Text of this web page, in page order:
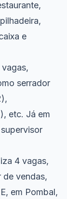
e
vagas,
serrador
etc. Já em
4 vagas,
de vendas,
em Pombal,